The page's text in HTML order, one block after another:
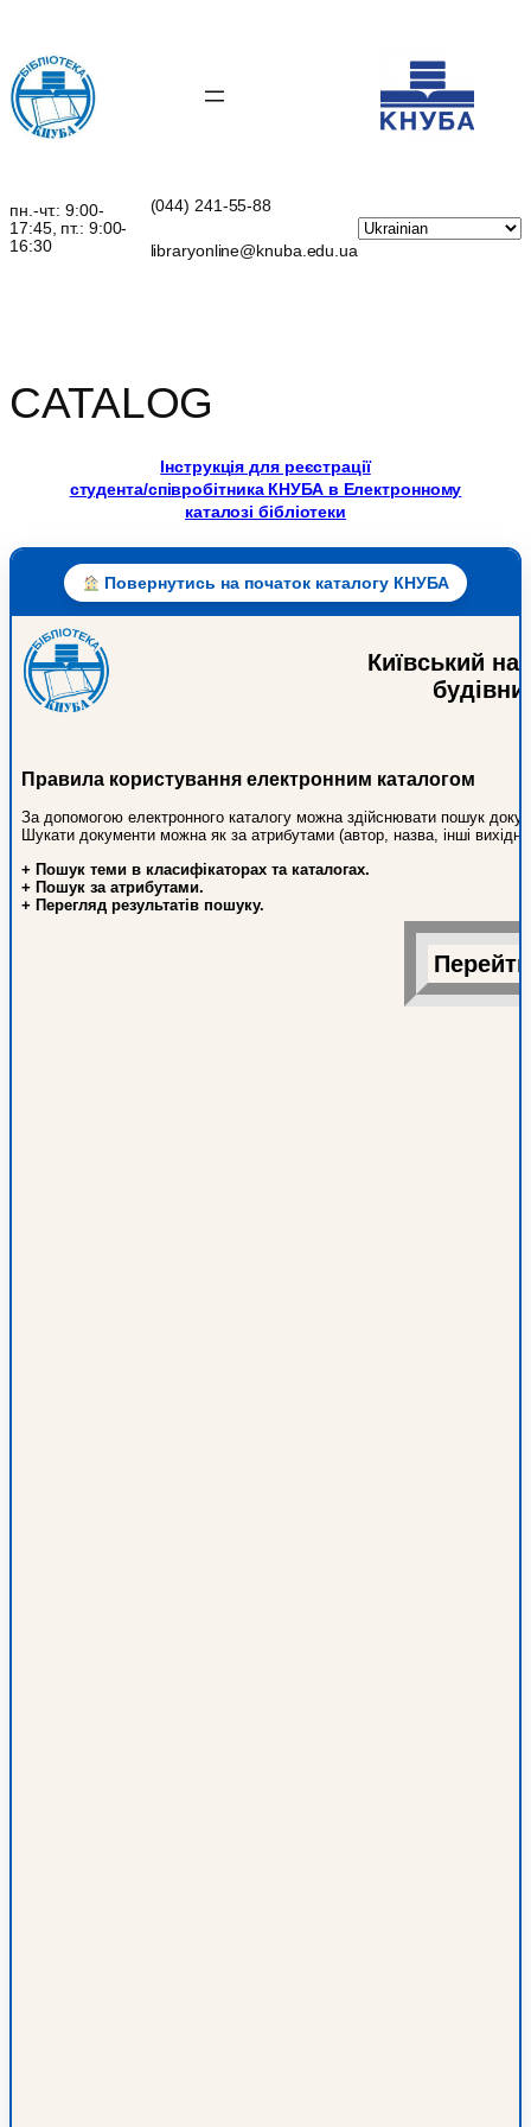
вмісту
пн.-чт.: 9:00-
17:45, пт.: 9:00-
16:30
(044) 241-55-88
libraryonline@knuba.edu.ua
CATALOG
Інструкція для реєстрації
студента/співробітника КНУБА в Електронному
каталозі бібліотеки
Повернутись на початок каталогу КНУБА